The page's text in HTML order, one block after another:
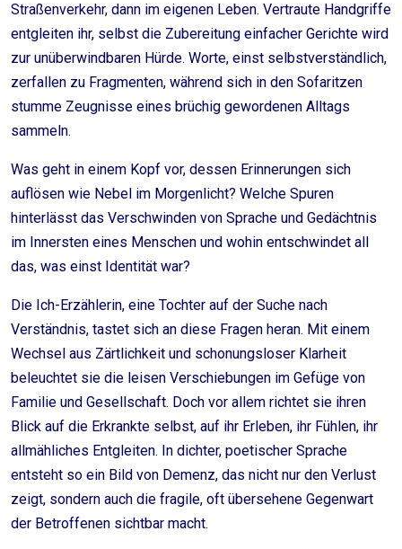
Straßenverkehr, dann im eigenen Leben. Vertraute Handgriffe
entgleiten ihr, selbst die Zubereitung einfacher Gerichte wird
zur unüberwindbaren Hürde. Worte, einst selbstverständlich,
zerfallen zu Fragmenten, während sich in den Sofaritzen
stumme Zeugnisse eines brüchig gewordenen Alltags
sammeln.
Was geht in einem Kopf vor, dessen Erinnerungen sich
auflösen wie Nebel im Morgenlicht? Welche Spuren
hinterlässt das Verschwinden von Sprache und Gedächtnis
im Innersten eines Menschen und wohin entschwindet all
das, was einst Identität war?
Die Ich-Erzählerin, eine Tochter auf der Suche nach
Verständnis, tastet sich an diese Fragen heran. Mit einem
Wechsel aus Zärtlichkeit und schonungsloser Klarheit
beleuchtet sie die leisen Verschiebungen im Gefüge von
Familie und Gesellschaft. Doch vor allem richtet sie ihren
Blick auf die Erkrankte selbst, auf ihr Erleben, ihr Fühlen, ihr
allmähliches Entgleiten. In dichter, poetischer Sprache
entsteht so ein Bild von Demenz, das nicht nur den Verlust
zeigt, sondern auch die fragile, oft übersehene Gegenwart
der Betroffenen sichtbar macht.